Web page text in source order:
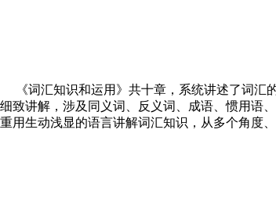
《词汇知识和运用》共十章，系统讲述了词汇
细致讲解，涉及同义词、反义词、成语、惯用语
重用生动浅显的语言讲解词汇知识，从多个角度